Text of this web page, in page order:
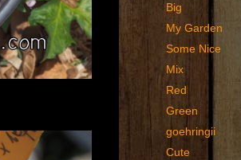
Big
My Garden
Some Nice
Mix
Red
Green
goehringii
Cute